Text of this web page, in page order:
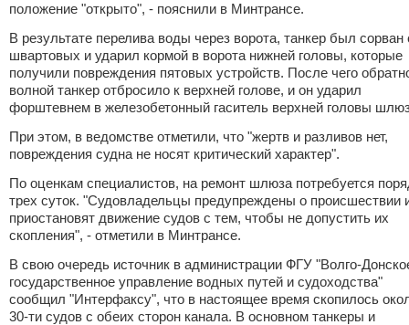
положение "открыто", - пояснили в Минтрансе.
В результате перелива воды через ворота, танкер был сорван
швартовых и ударил кормой в ворота нижней головы, которые
получили повреждения пятовых устройств. После чего
волной танкер отбросило к верхней голове, и он ударил
форштевнем в железобетонный гаситель верхней головы
При этом, в ведомстве отметили, что "жертв и разливов нет,
повреждения судна не носят критический характер".
По оценкам специалистов, на ремонт шлюза потребуется
трех суток. "Судовладельцы предупреждены о происшествии
приостановят движение судов с тем, чтобы не допустить их
скопления", - отметили в Минтрансе.
В свою очередь источник в администрации ФГУ "Волго-
государственное управление водных путей и судоходства"
сообщил "Интерфаксу", что в настоящее время скопилось
30-ти судов с обеих сторон канала. В основном танкеры и